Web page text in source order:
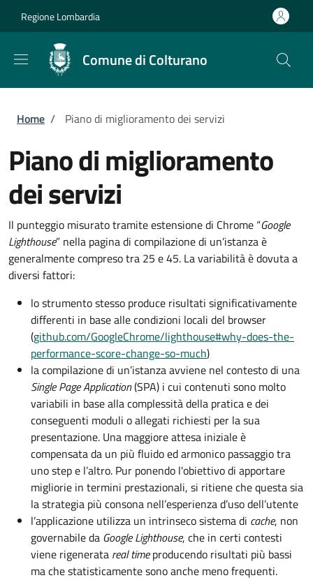
Regione Lombardia
Comune di Colturano
Briciole di pane
Home / Piano di miglioramento dei servizi
Piano di miglioramento
dei servizi
Il punteggio misurato tramite estensione di Chrome “Google
Lighthouse” nella pagina di compilazione di un’istanza è
generalmente compreso tra 25 e 45. La variabilità è dovuta a
diversi fattori:
lo strumento stesso produce risultati significativamente
differenti in base alle condizioni locali del browser
(github.com/GoogleChrome/lighthouse#why-does-the-
performance-score-change-so-much)
la compilazione di un’istanza avviene nel contesto di una
Single Page Application(SPA) i cui contenuti sono molto
variabili in base alla complessità della pratica e dei
conseguenti moduli o allegati richiesti per la sua
presentazione. Una maggiore attesa iniziale è
compensata da un più fluido ed armonico passaggio tra
uno step e l’altro. Pur ponendo l'obiettivo di apportare
migliorie in termini prestazionali, si ritiene che questa sia
la strategia più consona nell’esperienza d’uso dell’utente
l’applicazione utilizza un intrinseco sistema di cache, non
governabile da Google Lighthouse, che in certi contesti
viene rigenerata real timeproducendo risultati più bassi
ma che statisticamente sono anche meno frequenti.